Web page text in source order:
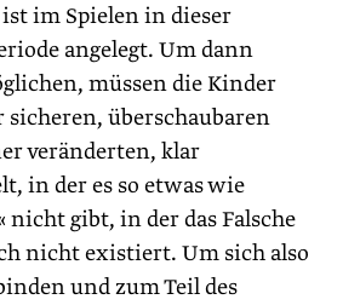
im Spielen in dieser
angelegt. Um dann
müssen die Kinder
sicheren, überschaubaren
veränderten, klar
in der es so etwas wie
nicht gibt, in der das Falsche
nicht existiert. Um sich also
und zum Teil des